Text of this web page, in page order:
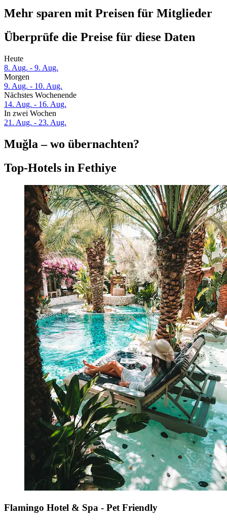
Mehr sparen mit Preisen für Mitglieder
Überprüfe die Preise für diese Daten
Heute
8. Aug. - 9. Aug.
Morgen
9. Aug. - 10. Aug.
Nächstes Wochenende
14. Aug. - 16. Aug.
In zwei Wochen
21. Aug. - 23. Aug.
Muğla – wo übernachten?
Top-Hotels in Fethiye
Flamingo Hotel & Spa - Pet Friendly